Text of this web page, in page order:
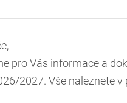
pro Vás informace a
2027. Vše naleznete